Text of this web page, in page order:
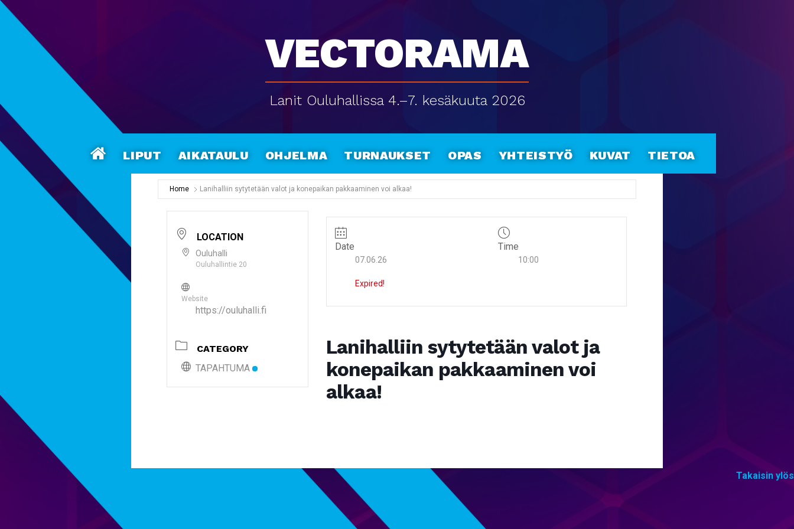
Vectorama
Lanit Ouluhallissa 4.–7. kesäkuuta 2026
Liput Aikataulu Ohjelma Turnaukset Opas Yhteistyö Kuvat Tietoa
Home Lanihalliin sytytetään valot ja konepaikan pakkaaminen voi alkaa!
LOCATION
Ouluhalli
Ouluhallintie 20
Website
https://ouluhalli.fi
CATEGORY
TAPAHTUMA
Date
07.06.26
Expired!
Time
10:00
Lanihalliin sytytetään valot ja
konepaikan pakkaaminen voi
alkaa!
Takaisin ylös